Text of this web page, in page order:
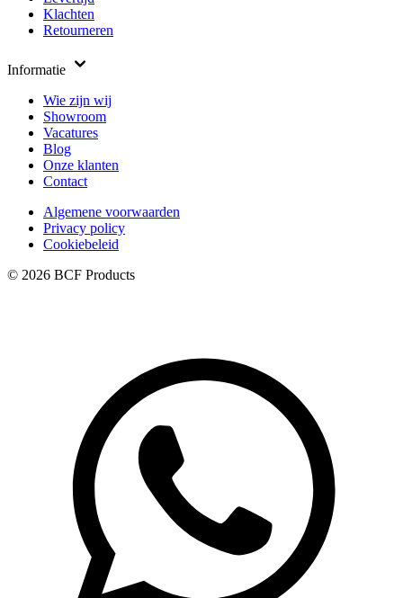
Klachten
Retourneren
Informatie
Wie zijn wij
Showroom
Vacatures
Blog
Onze klanten
Contact
Algemene voorwaarden
Privacy policy
Cookiebeleid
© 2026 BCF Products